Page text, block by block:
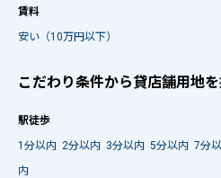
賃料
安い（10万円以下）
こだわり条件から貸店舗用地
駅徒歩
1分以内 2分以内 3分以内 5分以内 7分
内